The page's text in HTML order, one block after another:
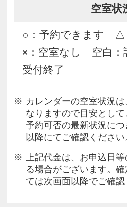
空室状
○：予約できます △
×：空室なし 空白：
受付終了
カレンダーの空室状況
なりますので目安として
予約可否の最新状況に
以降にてご確認ください
上記代金は、お申込日
る場合がございます。
ては次画面以降でご確認